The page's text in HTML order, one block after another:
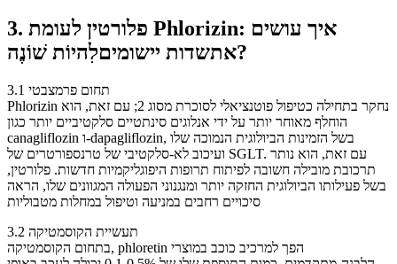
3. פלורטין לעומת Phlorizin: איך עושים
אתשדות יישומיםלִהיוֹת שׁוֹנֶה ?
3.1 תחום פרמצבטי
Phlorizin נחקר בתחילה כטיפול פוטנציאלי לסוכרת מסוג 2; עם זאת, הוא
הוחלף מאוחר יותר על ידי אנלוגים סינתטיים סלקטיביים יותר כגון
canagliflozin ו-dapagliflozin, בשל הזמינות הביולוגית הנמוכה שלו
ועיכוב לא-סלקטיבי של טרנספורטרים של SGLT. עם זאת, הוא נותר
תרכובת מובילה חשובה לפיתוח תרופות היפוגליקמיות חדשות. פלורטין,
בשל פעילותו הביולוגית החזקה יותר ומנגנוני הפעולה המגוונים שלו, הראה
סיכויים רחבים במניעה וטיפול במחלות מטבוליות
3.2 תעשיית הקוסמטיקה
בתחום הקוסמטיקה, phloretin הפך למרכיב כוכב במוצרי